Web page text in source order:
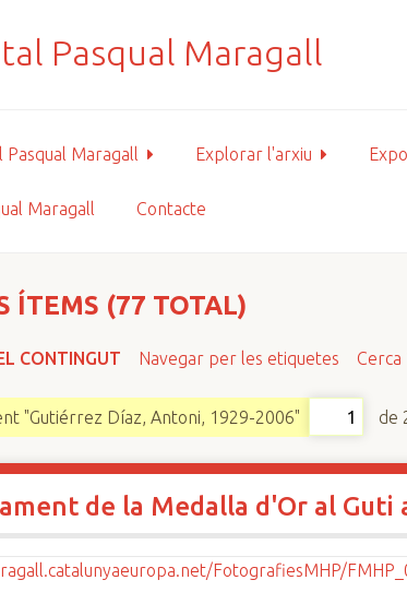
Maragall Explorar l'arxiu
Maragall Contacte
ÍTEMS (77 TOTAL)
CONTINGUT Navegar per les etiquetes Cerca
"Gutiérrez Díaz, Antoni, 1929-2006" de
de la Medalla d'Or al Guti